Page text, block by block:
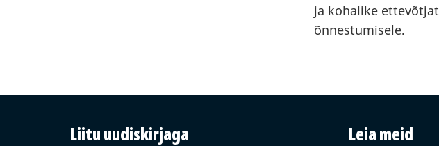
ja kohalike
õnnestumisele.
Liitu uudiskirjaga Leia meid